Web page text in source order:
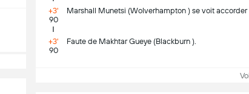
+3'
90
Marshall Munetsi (Wolverhampton ) se voit
+3'
90
Faute de Makhtar Gueye (Blackburn ).